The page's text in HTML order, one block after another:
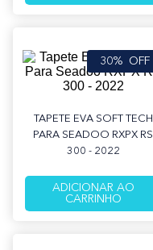
30% OFF
TAPETE EVA SOFT TECH
PARA SEADOO RXPX RS
300 - 2022
ADICIONAR AO
CARRINHO